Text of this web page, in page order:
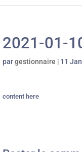
2021-01-
pargestionnaire | 11
content here